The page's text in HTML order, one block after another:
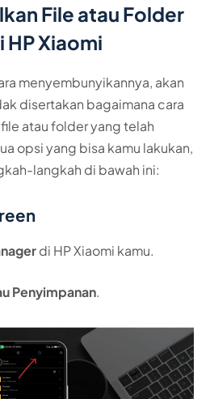
File atau Folder
HP Xiaomi
menyembunyikannya, akan
disertakan bagaimana cara
atau folder yang telah
opsi yang bisa kamu lakukan,
langkah di bawah ini:
di HP Xiaomi kamu.
Penyimpanan.